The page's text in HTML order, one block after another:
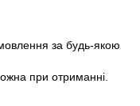
за будь-якою
при отриманні.